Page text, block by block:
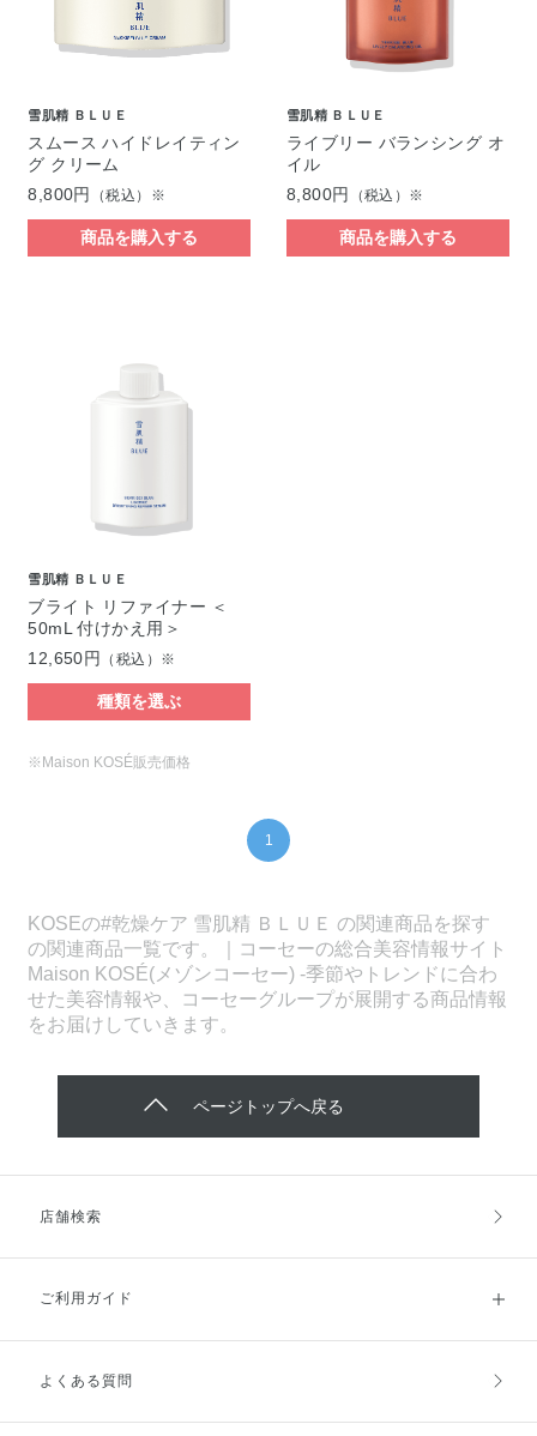
雪肌精 ＢＬＵＥ
スムース ハイドレイティン
グ クリーム
8,800円
（税込）※
商品を購入する
雪肌精 ＢＬＵＥ
ライブリー バランシング オ
イル
8,800円
（税込）※
商品を購入する
雪肌精 ＢＬＵＥ
ブライト リファイナー ＜
50mL 付けかえ用＞
12,650円
（税込）※
種類を選ぶ
※Maison KOSÉ販売価格
1
KOSEの#乾燥ケア 雪肌精 ＢＬＵＥ の関連商品を探す
の関連商品一覧です。｜コーセーの総合美容情報サイト
Maison KOSÉ(メゾンコーセー) -季節やトレンドに合わ
せた美容情報や、コーセーグループが展開する商品情報
をお届けしていきます。
ページトップへ戻る
店舗検索
ご利用ガイド
ご利用ガイドトップ
よくある質問